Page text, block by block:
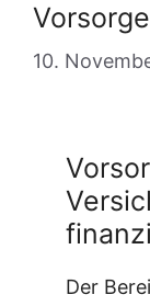
Vorsorge
10.
Der